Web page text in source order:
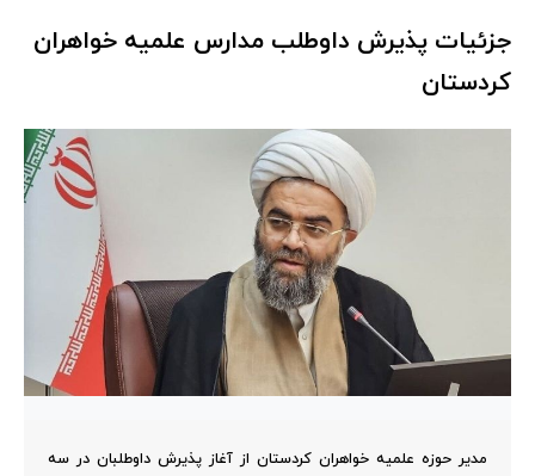
جزئیات پذیرش داوطلب مدارس علمیه خواهران
کردستان
مدیر حوزه علمیه خواهران کردستان از آغاز پذیرش داوطلبان در سه